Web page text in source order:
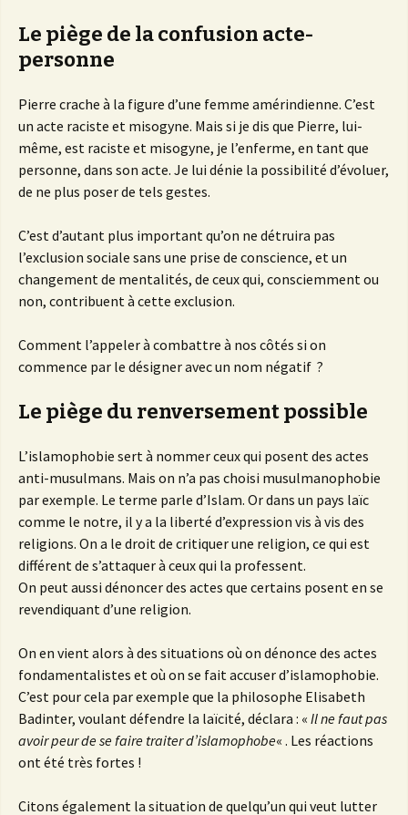
Le piège de la confusion acte-
personne
Pierre crache à la figure d’une femme amérindienne. C’est
un acte raciste et misogyne. Mais si je dis que Pierre, lui-
même, est raciste et misogyne, je l’enferme, en tant que
personne, dans son acte. Je lui dénie la possibilité d’évoluer,
de ne plus poser de tels gestes.
C’est d’autant plus important qu’on ne détruira pas
l’exclusion sociale sans une prise de conscience, et un
changement de mentalités, de ceux qui, consciemment ou
non, contribuent à cette exclusion.
Comment l’appeler à combattre à nos côtés si on
commence par le désigner avec un nom négatif ?
Le piège du renversement possible
L’islamophobie sert à nommer ceux qui posent des actes
anti-musulmans. Mais on n’a pas choisi musulmanophobie
par exemple. Le terme parle d’Islam. Or dans un pays laïc
comme le notre, il y a la liberté d’expression vis à vis des
religions. On a le droit de critiquer une religion, ce qui est
différent de s’attaquer à ceux qui la professent.
On peut aussi dénoncer des actes que certains posent en se
revendiquant d’une religion.
On en vient alors à des situations où on dénonce des actes
fondamentalistes et où on se fait accuser d’islamophobie.
C’est pour cela par exemple que la philosophe Elisabeth
Badinter, voulant défendre la laïcité, déclara : « Il ne faut pas
avoir peur de se faire traiter d’islamophobe« . Les réactions
ont été très fortes !
Citons également la situation de quelqu’un qui veut lutter